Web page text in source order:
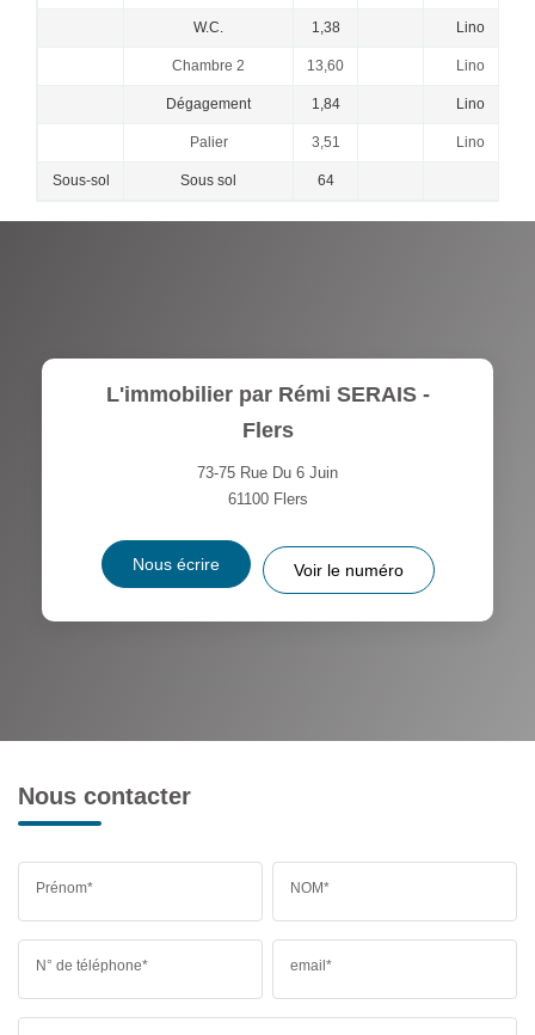
W.C. 1,38 Lino
Chambre 2 13,60 Lino
Dégagement 1,84 Lino
Palier 3,51 Lino
Sous-sol Sous sol 64
L'immobilier par Rémi SERAIS -
Flers
73-75 Rue Du 6 Juin
61100 Flers
Nous écrire Voir le numéro
Nous contacter
Prénom* NOM*
N° de téléphone* email*